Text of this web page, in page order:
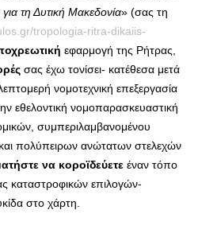
τη Δυτική Μακεδονία» (σας τη
tropologia-ritra-dikaiis-
εφαρμογή της Ρήτρας,
σας έχω τονίσει- κατέθεσα μετά
νομοτεχνική επεξεργασία
εθελοντική νομοπαρασκευαστική
συμπεριλαμβανομένου
πολύπειρων ανώτατων στελεχών
να κοροϊδεύετε έναν τόπο
καταστροφικών επιλογών-
στο χάρτη.